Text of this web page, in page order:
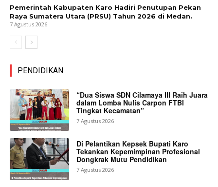
Pemerintah Kabupaten Karo Hadiri Penutupan Pekan
Raya Sumatera Utara (PRSU) Tahun 2026 di Medan.
7 Agustus 2026
PENDIDIKAN
“Dua Siswa SDN Cilamaya III Raih Juara
dalam Lomba Nulis Carpon FTBI
Tingkat Kecamatan”
7 Agustus 2026
Di Pelantikan Kepsek Bupati Karo
Tekankan Kepemimpinan Profesional
Dongkrak Mutu Pendidikan
7 Agustus 2026